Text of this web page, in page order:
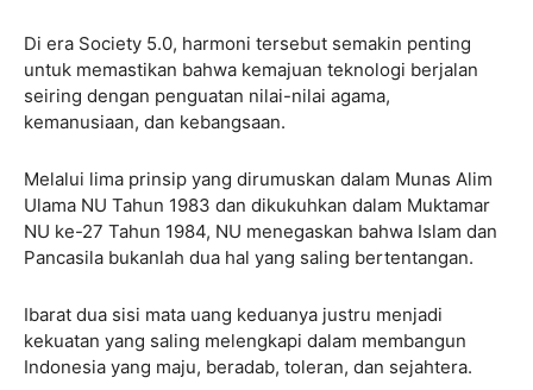
Di era Society 5.0, harmoni tersebut semakin penting
untuk memastikan bahwa kemajuan teknologi berjalan
seiring dengan penguatan nilai-nilai agama,
kemanusiaan, dan kebangsaan.
Melalui lima prinsip yang dirumuskan dalam Munas Alim
Ulama NU Tahun 1983 dan dikukuhkan dalam Muktamar
NU ke-27 Tahun 1984, NU menegaskan bahwa Islam dan
Pancasila bukanlah dua hal yang saling bertentangan.
Ibarat dua sisi mata uang keduanya justru menjadi
kekuatan yang saling melengkapi dalam membangun
Indonesia yang maju, beradab, toleran, dan sejahtera.